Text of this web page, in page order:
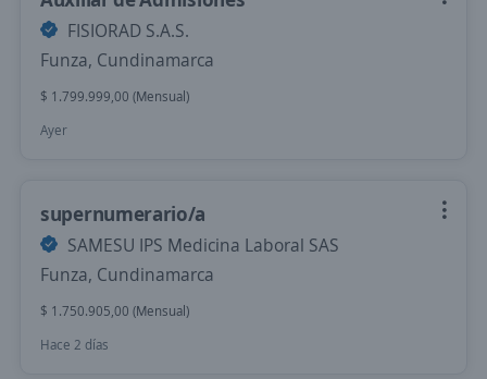
FISIORAD S.A.S.
Funza, Cundinamarca
$ 1.799.999,00 (Mensual)
Ayer
supernumerario/a
SAMESU IPS Medicina Laboral SAS
Funza, Cundinamarca
$ 1.750.905,00 (Mensual)
Hace 2 días